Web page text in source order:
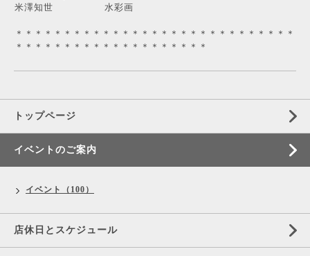
米澤知世 水彩画
＊＊＊＊＊＊＊＊＊＊＊＊＊＊＊＊＊＊＊＊＊＊＊＊＊＊＊＊＊
＊＊＊＊＊＊＊＊＊＊＊＊＊＊＊＊＊＊＊＊
トップページ
イベントのご案内
イベント（100）
店休日とスケジュール